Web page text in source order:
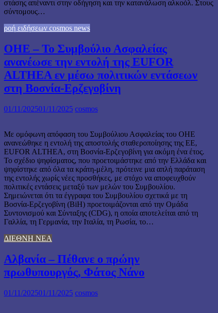
στάσης απέναντι στην οδήγηση και την κατανάλωση αλκοόλ. Στους
σύντομους…
ροή ειδήσεων cosmos news
ΟΗΕ – Το Συμβούλιο Ασφαλείας
ανανέωσε την εντολή της EUFOR
ALTHEA εν μέσω πολιτικών εντάσεων
στη Βοσνία-Ερζεγοβίνη
01/11/202501/11/2025 cosmos
Με ομόφωνη απόφαση του Συμβούλιου Ασφαλείας του ΟΗΕ
ανανεώθηκε η εντολή της αποστολής σταθεροποίησης της ΕΕ,
EUFOR ALTHEA, στη Βοσνία-Ερζεγοβίνη για ακόμη ένα έτος.
Το σχέδιο ψηφίσματος, που προετοιμάστηκε από την Ελλάδα και
ψηφίστηκε από όλα τα κράτη-μέλη, πρότεινε μια απλή παράταση
της εντολής χωρίς νέες προσθήκες, με στόχο να αποφευχθούν
πολιτικές εντάσεις μεταξύ των μελών του Συμβουλίου.
Σημειώνεται ότι τα έγγραφα του Συμβουλίου σχετικά με τη
Βοσνία-Ερζεγοβίνη (BiH) προετοιμάζονται από την Ομάδα
Συντονισμού και Σύνταξης (CDG), η οποία αποτελείται από τη
Γαλλία, τη Γερμανία, την Ιταλία, τη Ρωσία, το…
ΔΙΕΘΝΗ ΝΕΑ
Αλβανία – Πέθανε ο πρώην
πρωθυπουργός, Φάτος Νάνο
01/11/202501/11/2025 cosmos